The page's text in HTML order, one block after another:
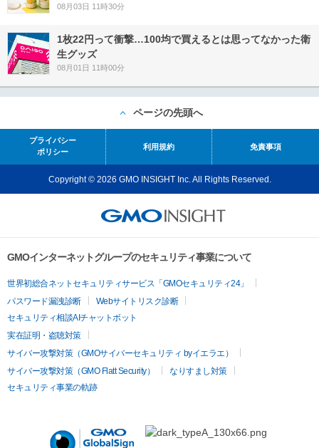
08月03日 11時30分
1枚22円って衝撃…100均で買えるとは思ってなかった衛
生グッズ
08月01日 11時00分
ページの先頭へ
プライバシー
ポリシー
利用規約 免責事項
Copyright © 2026 GMO INSIGHT Inc. All Rights Reserved.
GMOインターネットグループのセキュリティ事業について
世界初総合ネットセキュリティサービス「GMOセキュリティ24」
パスワード漏洩診断
Webサイトリスク診断
セキュリティ相談AIチャットボット
実在証明・盗聴対策
サイバー攻撃対策（GMOサイバーセキュリティ byイエラエ）
サイバー攻撃対策（GMO Flatt Security）
なりすまし対策
セキュリティ事業の軌跡